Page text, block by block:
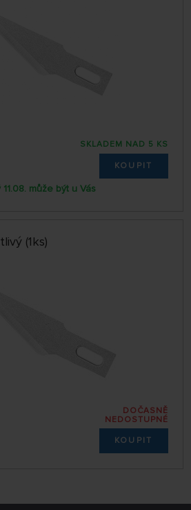
SKLADEM NAD 5 KS
KOUPIT
11.08. může být u Vás
(1ks)
DOČASNĚ
NEDOSTUPNÉ
KOUPIT